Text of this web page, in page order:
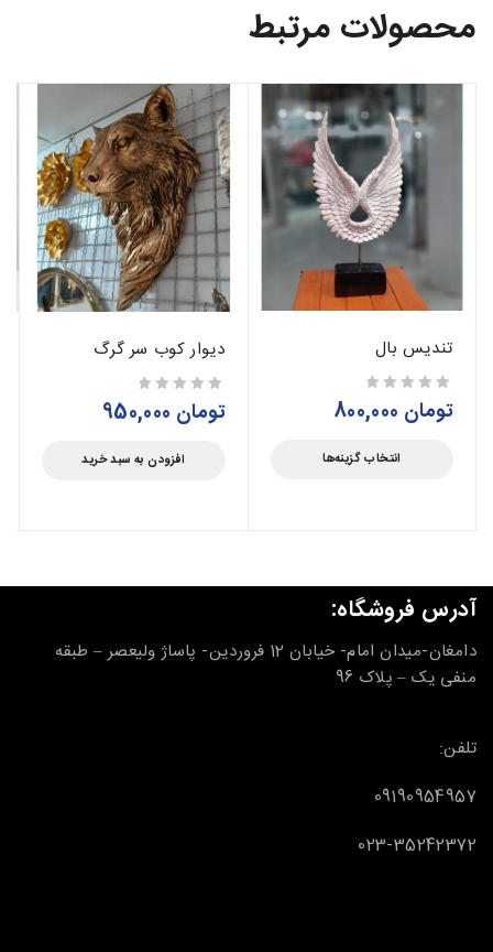
محصولات مرتبط
تندیس بال
تومان
انتخاب گزینه‌ها
دیوار کوب سر گرگ
تومان
افزودن به سبد خرید
آدرس فروشگاه:
دامغان-میدان امام- خیابان 12 فروردین- پاساژ ولیعصر – طبقه
منفی یک – پلاک 96
تلفن:
09190954957
023-35242372